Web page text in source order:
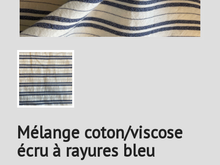
Mélange coton/viscose
écru à rayures bleu